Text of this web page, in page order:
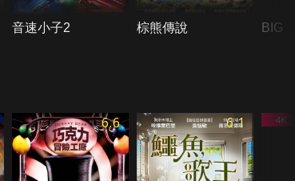
音速小子2 棕熊傳說 BIG
6.6 6.1